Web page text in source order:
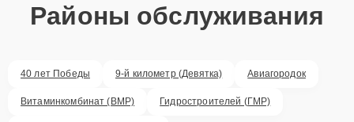
Районы обслуживания
40 лет Победы 9-й километр (Девятка) Авиагородок
Витаминкомбинат (ВМР) Гидростроителей (ГМР)